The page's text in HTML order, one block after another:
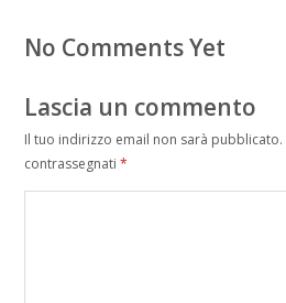
No Comments Yet
Lascia un commento
Il tuo indirizzo email non sarà pubblicato.
contrassegnati *